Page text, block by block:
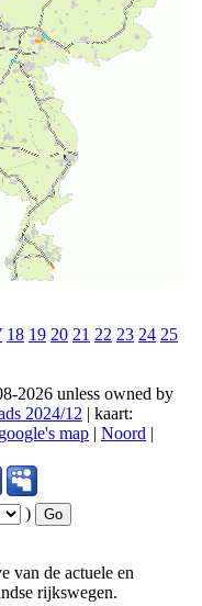
18 19 20 21 22 23 24 25
2026 unless owned by
2024/12 | kaart:
google's map | Noord |
)
van de actuele en
rijkswegen.